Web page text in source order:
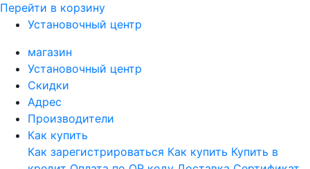
Перейти в корзину
Установочный центр
магазин
Установочный центр
Скидки
Адрес
Производители
Как купить
Как зарегистрироваться Как купить Купить в